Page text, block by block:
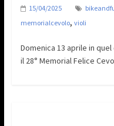
15/04/2025
memorialcevolo, violi
Domenica 13 aprile in
il 28° Memorial Felice